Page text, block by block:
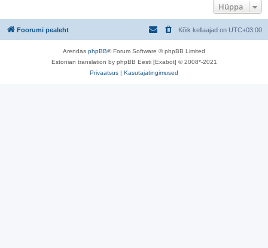
Hüppa
Foorumi pealeht Kõik kellaajad on UTC+03:00
Arendas phpBB® Forum Software © phpBB Limited
Estonian translation by phpBB Eesti [Exabot] © 2008*-2021
Privaatsus | Kasutajatingimused